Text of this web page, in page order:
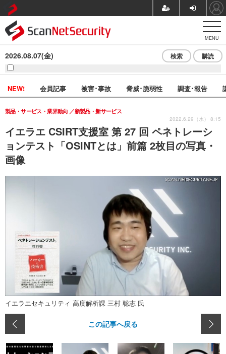
MENU
2026.08.07(金) 検索 購読
NEW! 会員記事 被害･事故 脅威･脆弱性 調査･報告
イエラエ CSIRT支援室 第 27 回 ペネトレーシ
ョンテスト「OSINTとは」前篇 2枚目の写真・
画像
製品・サービス・業界動向 新製品・新サービス
2022.6.29（水） 8:15
イエラエセキュリティ 高度解析課 三村 聡志 氏
この記事へ戻る